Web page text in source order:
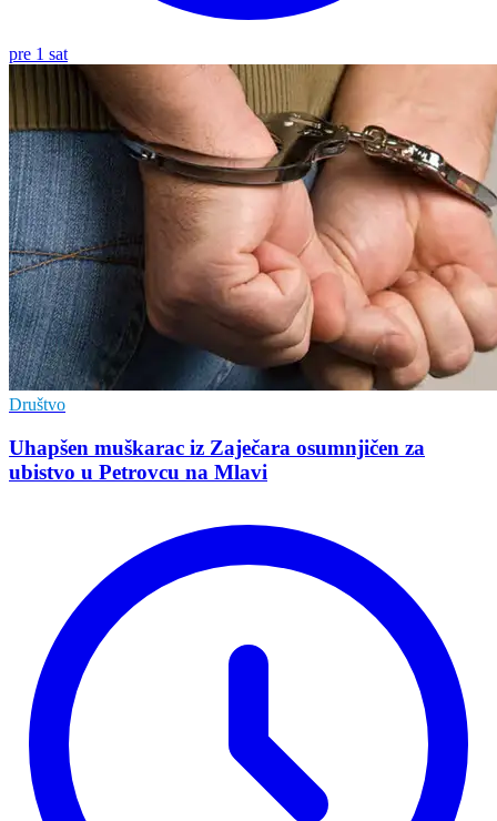
pre 1 sat
Društvo
Uhapšen muškarac iz Zaječara osumnjičen za
ubistvo u Petrovcu na Mlavi